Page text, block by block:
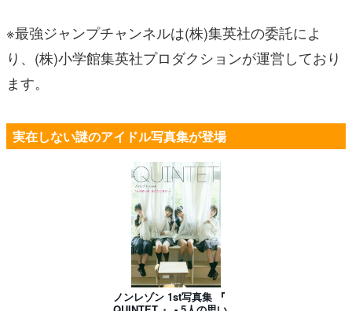
※最強ジャンプチャンネルは(株)集英社の委託によ
り、(株)小学館集英社プロダクションが運営しており
ます。
実在しない謎のアイドル写真集が登場
ノンレゾン 1st写真集 『